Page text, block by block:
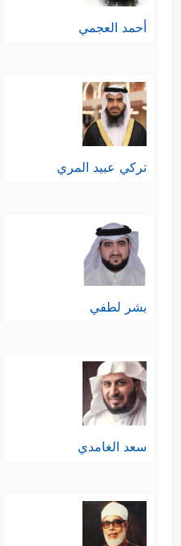
أحمد العجمي
تركي عبيد المري
بشر لطفي
سعد الغامدي